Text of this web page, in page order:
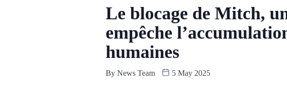
Le blocage de Mitch,
empêche
humaines
By News Team 5 May 2025